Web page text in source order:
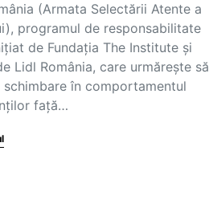
(Armata Selectării Atente a
programul de responsabilitate
de Fundația The Institute și
Lidl România, care urmărește să
schimbare în comportamentul
față…